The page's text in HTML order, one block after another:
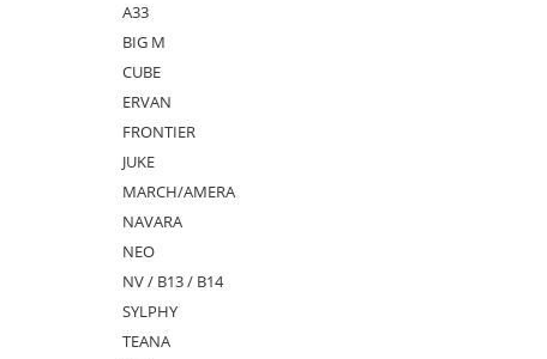
A33
BIG M
CUBE
ERVAN
FRONTIER
JUKE
MARCH/AMERA
NAVARA
NEO
NV / B13 / B14
SYLPHY
TEANA